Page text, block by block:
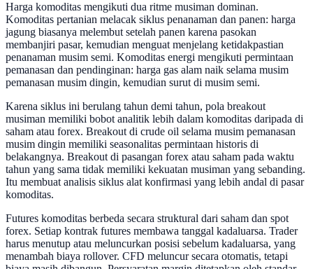
Harga komoditas mengikuti dua ritme musiman dominan.
Komoditas pertanian melacak siklus penanaman dan panen: harga
jagung biasanya melembut setelah panen karena pasokan
membanjiri pasar, kemudian menguat menjelang ketidakpastian
penanaman musim semi. Komoditas energi mengikuti permintaan
pemanasan dan pendinginan: harga gas alam naik selama musim
pemanasan musim dingin, kemudian surut di musim semi.
Karena siklus ini berulang tahun demi tahun, pola breakout
musiman memiliki bobot analitik lebih dalam komoditas daripada di
saham atau forex. Breakout di crude oil selama musim pemanasan
musim dingin memiliki seasonalitas permintaan historis di
belakangnya. Breakout di pasangan forex atau saham pada waktu
tahun yang sama tidak memiliki kekuatan musiman yang sebanding.
Itu membuat analisis siklus alat konfirmasi yang lebih andal di pasar
komoditas.
Futures komoditas berbeda secara struktural dari saham dan spot
forex. Setiap kontrak futures membawa tanggal kadaluarsa. Trader
harus menutup atau meluncurkan posisi sebelum kadaluarsa, yang
menambah biaya rollover. CFD meluncur secara otomatis, tetapi